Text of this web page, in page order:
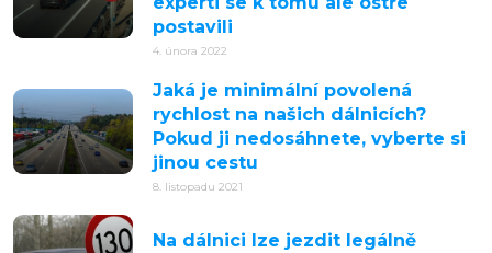
postavili
4. února 2022
Jaká je minimální povolená
rychlost na našich dálnicích?
Pokud ji nedosáhnete, vyberte si
jinou cestu
8. listopadu 2021
Na dálnici lze jezdit legálně